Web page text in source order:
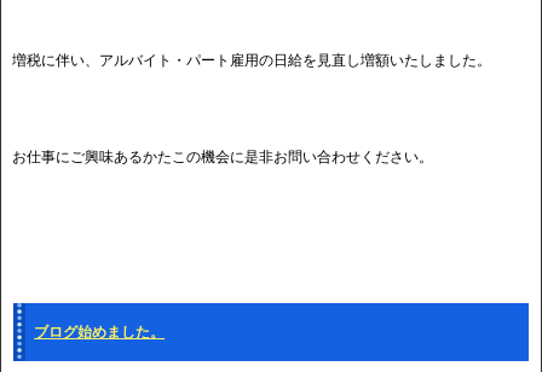
増税に伴い、アルバイト・パート雇用の日給を見直し増額いたしました。
お仕事にご興味あるかたこの機会に是非お問い合わせください。
ブログ始めました。